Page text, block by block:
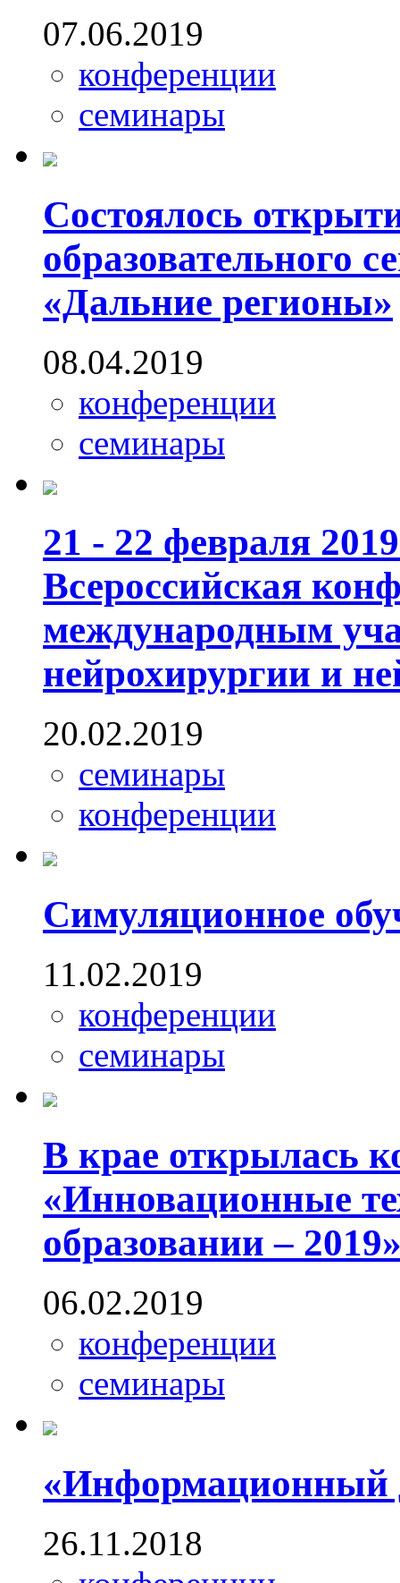
07.06.2019
конференции
семинары
Состоялось
образовательного
«Дальние регионы»
08.04.2019
конференции
семинары
21 - 22 февраля
Всероссийская
международным
нейрохирургии и
20.02.2019
семинары
конференции
Симуляционное
11.02.2019
конференции
семинары
В крае открылась
«Инновационные
образовании –
06.02.2019
конференции
семинары
«Информационный
26.11.2018